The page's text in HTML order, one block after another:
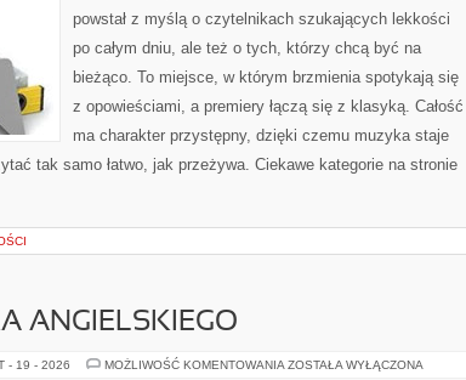
powstał z myślą o czytelnikach szukających lekkości
po całym dniu, ale też o tych, którzy chcą być na
bieżąco. To miejsce, w którym brzmienia spotykają się
z opowieściami, a premiery łączą się z klasyką. Całość
ma charakter przystępny, dzięki czemu muzyka staje
tak samo łatwo, jak przeżywa. Ciekawe kategorie na stronie
ANGIELSKIEGO
- 19 - 2026 MOŻLIWOŚĆ KOMENTOWANIA NAUKA
ZOSTAŁA WYŁĄCZONA